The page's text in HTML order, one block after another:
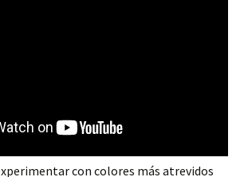
con colores más atrevidos